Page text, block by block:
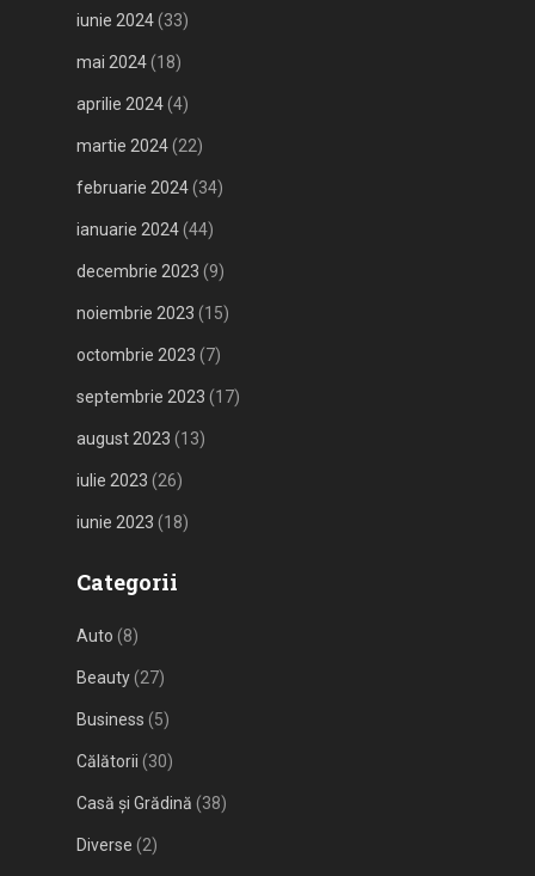
iunie 2024(33)
mai 2024(18)
aprilie 2024(4)
martie 2024(22)
februarie 2024(34)
ianuarie 2024(44)
decembrie 2023 (9)
noiembrie 2023 (15)
octombrie 2023 (7)
septembrie 2023 (17)
august 2023 (13)
iulie 2023 (26)
iunie 2023 (18)
Categorii
Auto (8)
Beauty(27)
Business (5)
Călătorii (30)
Casă și Grădină (38)
Diverse (2)